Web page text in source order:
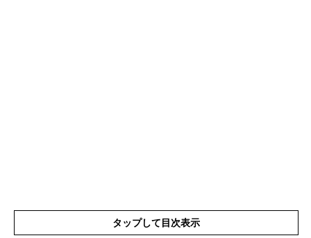
タップして目次表示